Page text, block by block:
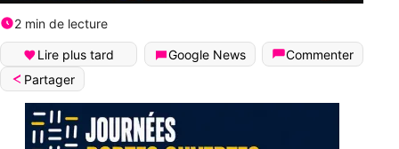
2 min de lecture
Lire plus tard Google News
Commenter
Partager